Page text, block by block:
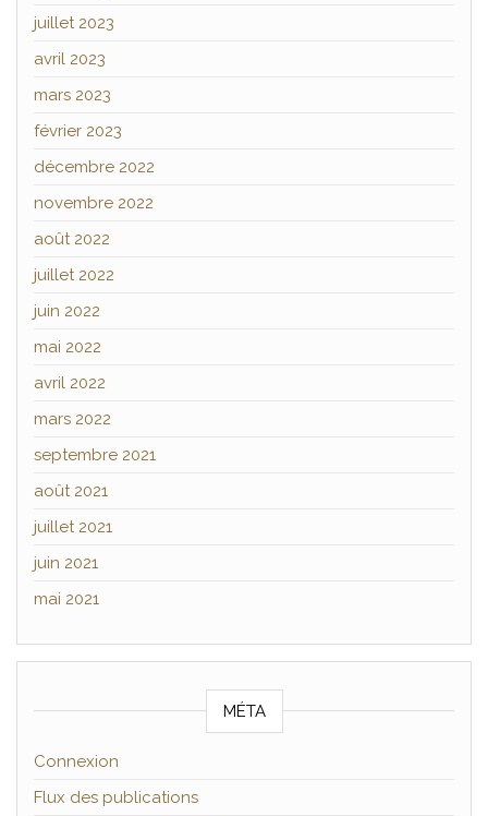
juillet 2023
avril 2023
mars 2023
février 2023
décembre 2022
novembre 2022
août 2022
juillet 2022
juin 2022
mai 2022
avril 2022
mars 2022
septembre 2021
août 2021
juillet 2021
juin 2021
mai 2021
MÉTA
Connexion
Flux des publications